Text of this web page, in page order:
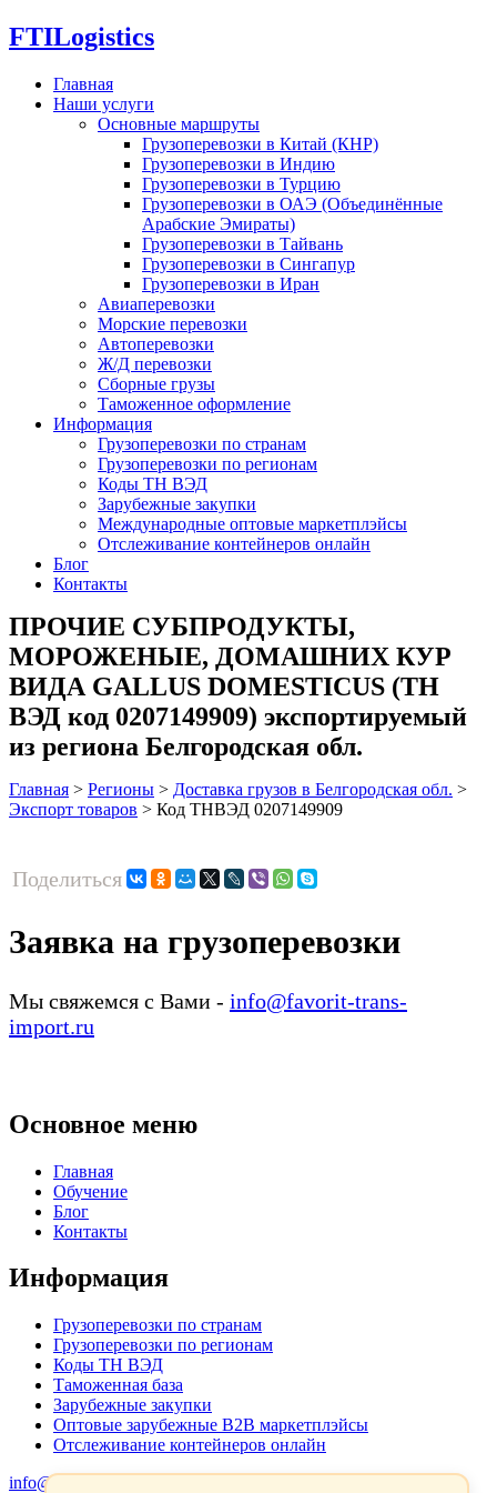
FTILogistics
Главная
Наши услуги
Основные маршруты
Грузоперевозки в Китай (КНР)
Грузоперевозки в Индию
Грузоперевозки в Турцию
Грузоперевозки в ОАЭ (Объединённые
Арабские Эмираты)
Грузоперевозки в Тайвань
Грузоперевозки в Сингапур
Грузоперевозки в Иран
Авиаперевозки
Морские перевозки
Автоперевозки
Ж/Д перевозки
Сборные грузы
Таможенное оформление
Информация
Грузоперевозки по странам
Грузоперевозки по регионам
Коды ТН ВЭД
Зарубежные закупки
Международные оптовые маркетплэйсы
Отслеживание контейнеров онлайн
Блог
Контакты
ПРОЧИЕ СУБПРОДУКТЫ,
МОРОЖЕНЫЕ, ДОМАШНИХ КУР
ВИДА GALLUS DOMESTICUS (ТН
ВЭД код 0207149909) экспортируемый
из региона Белгородская обл.
Главная > Регионы > Доставка грузов в Белгородская обл. >
Экспорт товаров > Код ТНВЭД 0207149909
Поделиться
Заявка на грузоперевозки
Мы свяжемся с Вами - info@favorit-trans-
import.ru
Основное меню
Главная
Обучение
Блог
Контакты
Информация
Грузоперевозки по странам
Грузоперевозки по регионам
Коды ТН ВЭД
Таможенная база
Зарубежные закупки
Оптовые зарубежные B2B маркетплэйсы
Отслеживание контейнеров онлайн
info@favorit-trans-import.ru